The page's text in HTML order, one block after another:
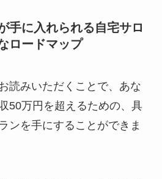
手に入れられる自宅サロ
ロードマップ
読みいただくことで、あな
50万円を超えるための、具
ンを手にすることができま